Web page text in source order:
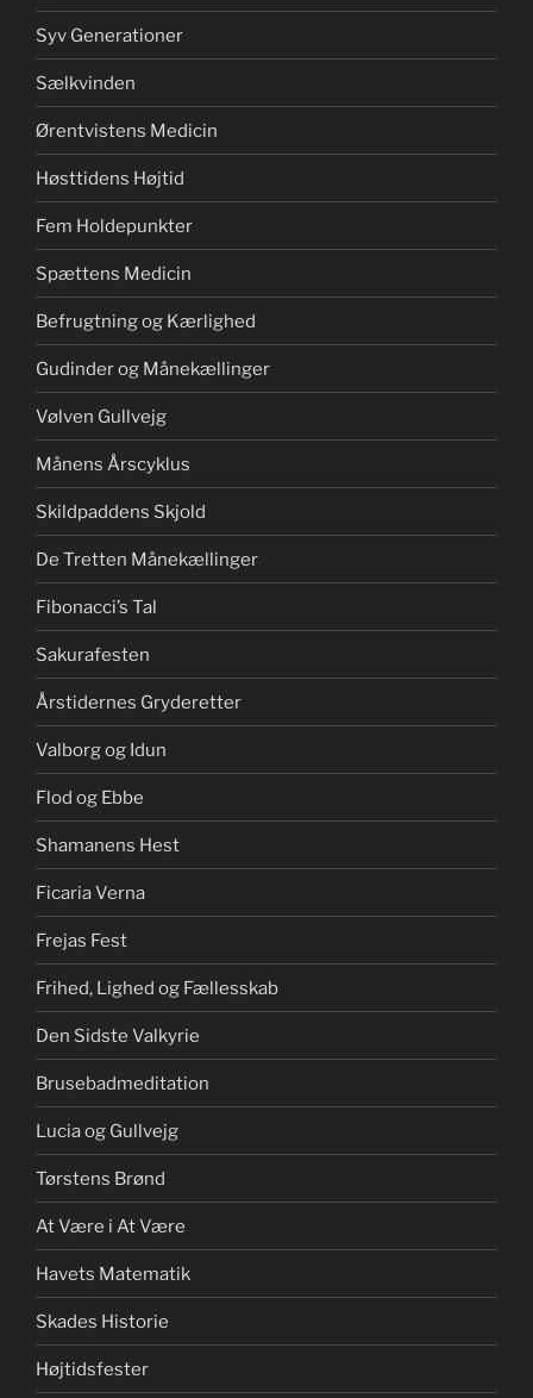
Syv Generationer
Sælkvinden
Ørentvistens Medicin
Høsttidens Højtid
Fem Holdepunkter
Spættens Medicin
Befrugtning og Kærlighed
Gudinder og Månekællinger
Vølven Gullvejg
Månens Årscyklus
Skildpaddens Skjold
De Tretten Månekællinger
Fibonacci’s Tal
Sakurafesten
Årstidernes Gryderetter
Valborg og Idun
Flod og Ebbe
Shamanens Hest
Ficaria Verna
Frejas Fest
Frihed, Lighed og Fællesskab
Den Sidste Valkyrie
Brusebadmeditation
Lucia og Gullvejg
Tørstens Brønd
At Være i At Være
Havets Matematik
Skades Historie
Højtidsfester